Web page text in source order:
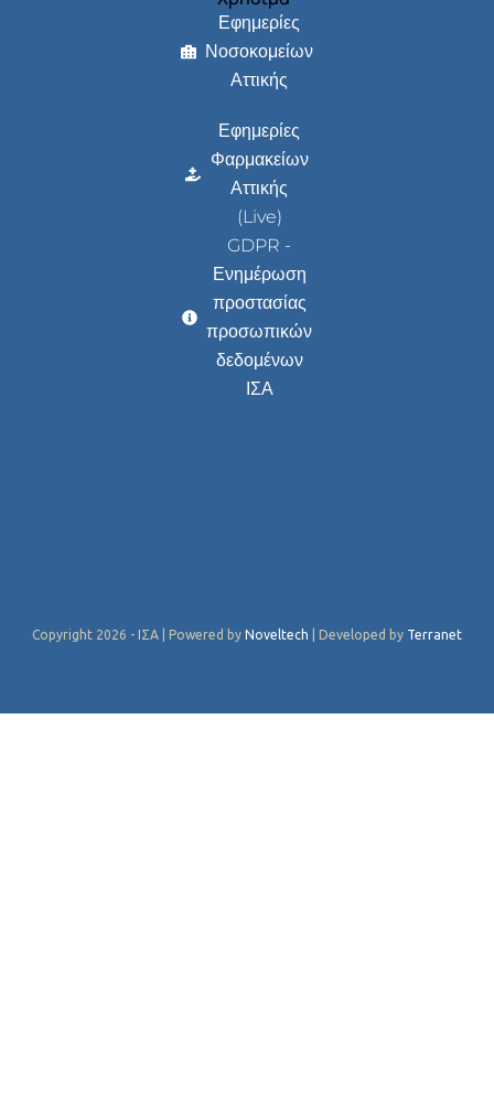
Εφημερίες
Νοσοκομείων
Αττικής
Εφημερίες
Φαρμακείων
Αττικής
(Live)
GDPR -
Ενημέρωση
προστασίας
προσωπικών
δεδομένων
ΙΣΑ
Copyright 2026 - ΙΣΑ | Powered by Noveltech | Developed by Terranet